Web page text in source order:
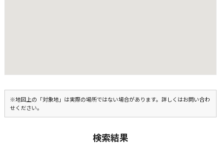
※地図上の「対象地」は実際の場所ではない場合があります。詳しくはお問い合わ
せください。
検索結果